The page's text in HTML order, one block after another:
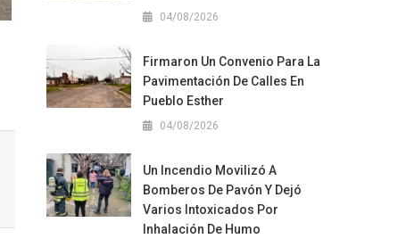
04/08/2026
Firmaron Un Convenio Para La
Pavimentación De Calles En
Pueblo Esther
04/08/2026
Un Incendio Movilizó A
Bomberos De Pavón Y Dejó
Varios Intoxicados Por
Inhalación De Humo